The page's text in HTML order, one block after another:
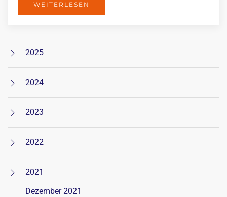
WEITERLESEN
2025
2024
2023
2022
2021
Dezember 2021